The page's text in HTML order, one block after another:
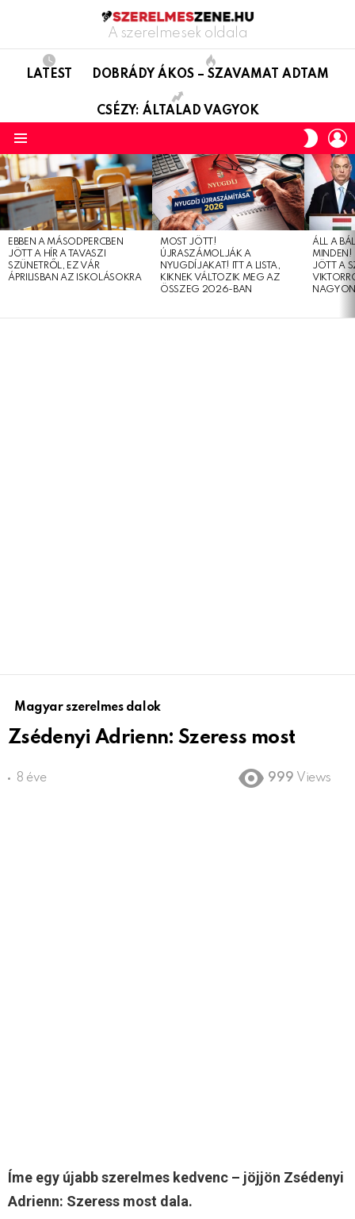
A szerelmesek oldala
LATEST DOBRÁDY ÁKOS – SZAVAMAT ADTAM
CSÉZY: ÁLTALAD VAGYOK
SKIN
LATEST
STORIES
EBBEN A MÁSODPERCBEN
JÖTT A HÍR A TAVASZI
SZÜNETRŐL, EZ VÁR
ÁPRILISBAN AZ ISKOLÁSOKRA
MOST JÖTT!
ÚJRASZÁMOLJÁK A
NYUGDÍJAKAT! ITT A LISTA,
KIKNEK VÁLTOZIK MEG AZ
ÖSSZEG 2026-BAN
ÁLL A
MINDEN!
JÖTT A
Magyar szerelmes dalok
Zsédenyi Adrienn: Szeress most
8 éve 999 Views
Íme egy újabb szerelmes kedvenc – jöjjön Zsédenyi
Adrienn: Szeress most dala.